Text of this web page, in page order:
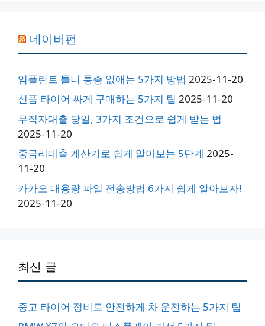
네이버펀
임플란트 틀니 통증 없애는 5가지 방법 2025-11-20
신품 타이어 싸게 구매하는 5가지 팁 2025-11-20
무직자대출 당일, 3가지 조건으로 쉽게 받는 법
2025-11-20
중금리대출 계산기로 쉽게 알아보는 5단계 2025-
11-20
카카오 대용량 파일 전송방법 6가지 쉽게 알아보자!
2025-11-20
최신 글
중고 타이어 정비로 안전하게 차 운전하는 5가지 팁